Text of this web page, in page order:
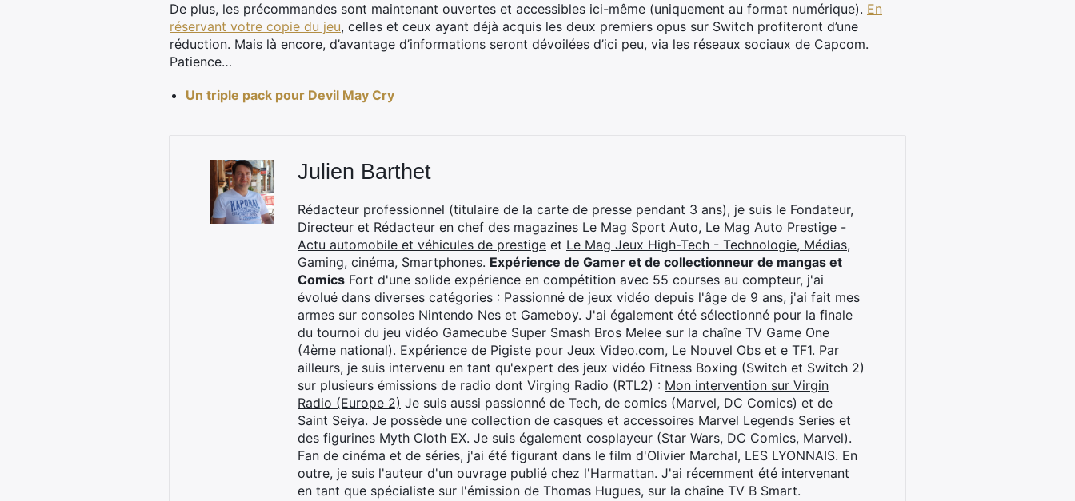
De plus, les précommandes sont maintenant ouvertes et accessibles ici-même (uniquement au format numérique). En
réservant votre copie du jeu, celles et ceux ayant déjà acquis les deux premiers opus sur Switch profiteront d’une
réduction. Mais là encore, d’avantage d’informations seront dévoilées d’ici peu, via les réseaux sociaux de Capcom.
Patience…
Un triple pack pour Devil May Cry
Julien Barthet
Rédacteur professionnel (titulaire de la carte de presse pendant 3 ans), je suis le Fondateur,
Directeur et Rédacteur en chef des magazines Le Mag Sport Auto, Le Mag Auto Prestige -
Actu automobile et véhicules de prestige et Le Mag Jeux High-Tech - Technologie, Médias,
Gaming, cinéma, Smartphones. Expérience de Gamer et de collectionneur de mangas et
Comics Fort d'une solide expérience en compétition avec 55 courses au compteur, j'ai
évolué dans diverses catégories : Passionné de jeux vidéo depuis l'âge de 9 ans, j'ai fait mes
armes sur consoles Nintendo Nes et Gameboy. J'ai également été sélectionné pour la finale
du tournoi du jeu vidéo Gamecube Super Smash Bros Melee sur la chaîne TV Game One
(4ème national). Expérience de Pigiste pour Jeux Video.com, Le Nouvel Obs et e TF1. Par
ailleurs, je suis intervenu en tant qu'expert des jeux vidéo Fitness Boxing (Switch et Switch 2)
sur plusieurs émissions de radio dont Virging Radio (RTL2) : Mon intervention sur Virgin
Radio (Europe 2) Je suis aussi passionné de Tech, de comics (Marvel, DC Comics) et de
Saint Seiya. Je possède une collection de casques et accessoires Marvel Legends Series et
des figurines Myth Cloth EX. Je suis également cosplayeur (Star Wars, DC Comics, Marvel).
Fan de cinéma et de séries, j'ai été figurant dans le film d'Olivier Marchal, LES LYONNAIS. En
outre, je suis l'auteur d'un ouvrage publié chez l'Harmattan. J'ai récemment été intervenant
en tant que spécialiste sur l'émission de Thomas Hugues, sur la chaîne TV B Smart.